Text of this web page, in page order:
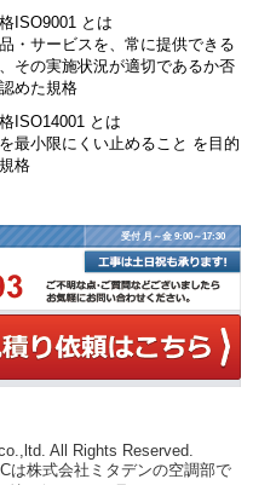
ISO9001 とは
・サービスを、常に提供できる
その実施状況が適切であるか否
めた規格
ISO14001 とは
最小限にくい止めること を目的
格
受付 月～金 9:00～17:30
All Rights Reserved.
は株式会社ミタデンの空調部で